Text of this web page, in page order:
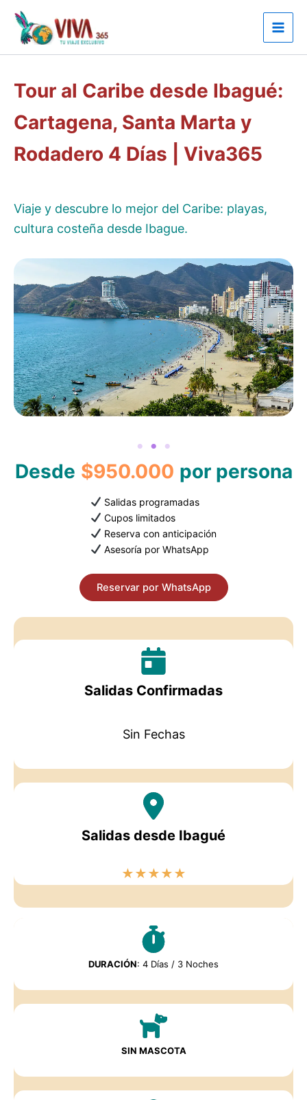
contenido
Tour al Caribe desde Ibagué:
Cartagena, Santa Marta y
Rodadero 4 Días | Viva365
Viaje y descubre lo mejor del Caribe: playas,
cultura costeña desde Ibague.
Desde $950.000 por persona
Salidas programadas
Cupos limitados
Reserva con anticipación
Asesoría por WhatsApp
Reservar por WhatsApp
Salidas Confirmadas
Sin Fechas
Salidas desde Ibagué
★★★★★
DURACIÓN: 4 Días / 3 Noches
SIN MASCOTA